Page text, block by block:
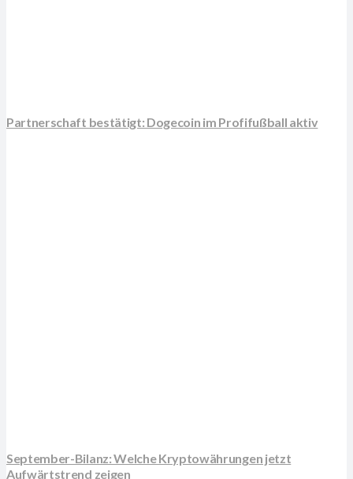
Partnerschaft bestätigt: Dogecoin im Profifußball aktiv
September-Bilanz: Welche Kryptowährungen jetzt
Aufwärtstrend zeigen